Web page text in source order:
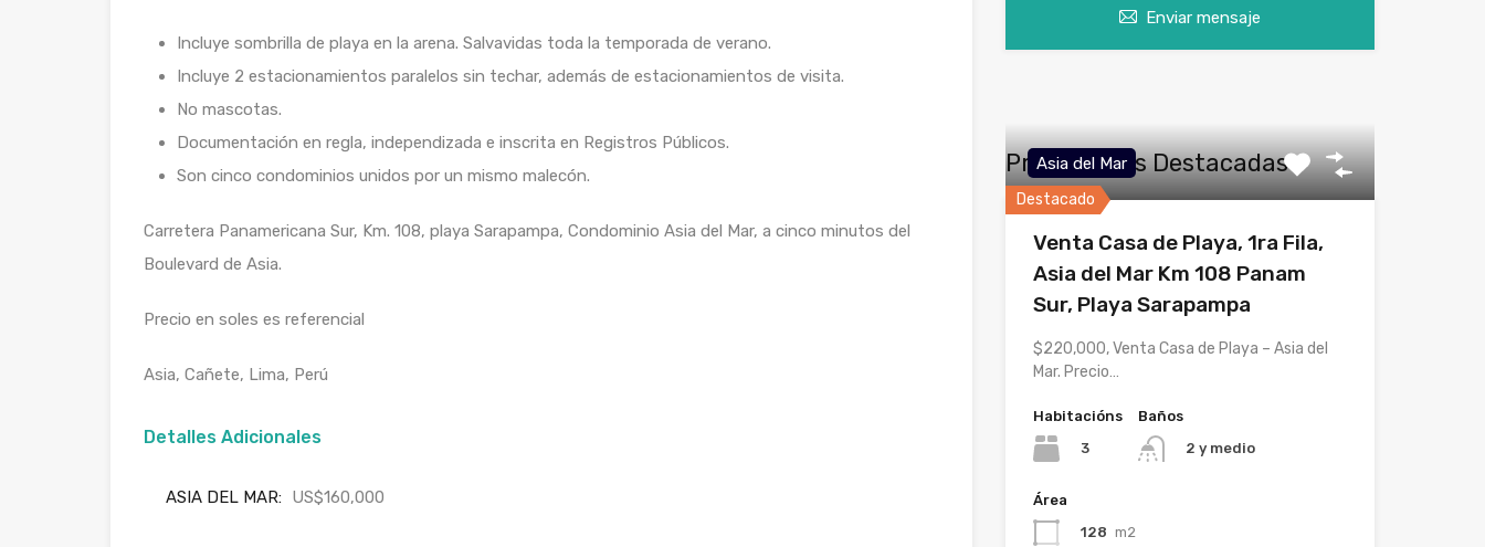
Incluye sombrilla de playa en la arena. Salvavidas toda la temporada de verano.
Incluye 2 estacionamientos paralelos sin techar, además de estacionamientos de visita.
No mascotas.
Documentación en regla, independizada e inscrita en Registros Públicos.
Son cinco condominios unidos por un mismo malecón.
Carretera Panamericana Sur, Km. 108, playa Sarapampa, Condominio Asia del Mar, a cinco minutos del
Boulevard de Asia.
Precio en soles es referencial
Asia, Cañete, Lima, Perú
Detalles Adicionales
ASIA DEL MAR: US$160,000
Enviar mensaje
Propiedades Destacadas
Destacado
Asia del Mar
Venta Casa de Playa, 1ra Fila,
Asia del Mar Km 108 Panam
Sur, Playa Sarapampa
$220,000, Venta Casa de Playa – Asia del
Mar. Precio…
Habitacións
3
Baños
2 y medio
Área
128 m2